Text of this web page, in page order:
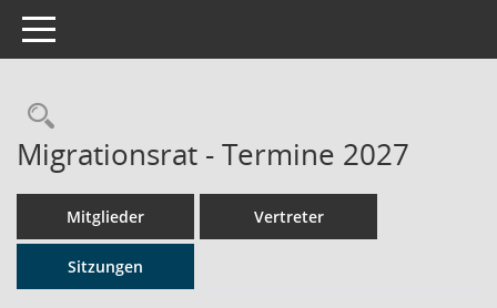
Toggle navigation
Rechercheauswahl
Migrationsrat - Termine 2027
Mitglieder Vertreter
Sitzungen